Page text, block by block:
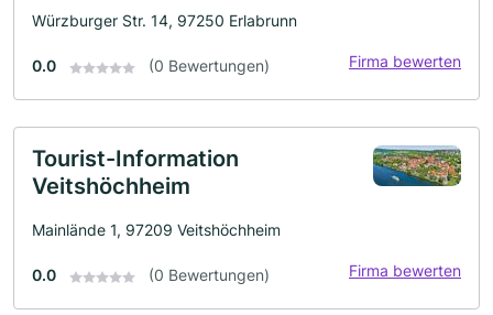
Würzburger Str. 14, 97250 Erlabrunn
0.0 (0 Bewertungen) Firma bewerten
Tourist-Information
Veitshöchheim
Mainlände 1, 97209 Veitshöchheim
0.0 (0 Bewertungen) Firma bewerten